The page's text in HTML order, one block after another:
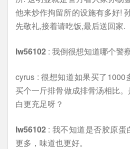
他来炒作拘留所的设施有多好!
先敬礼,接着请吃饭,最后送回家.
lw56102 : 我倒很想知道哪个警
cyrus : 很想知道如果买了
买个一斤排骨做成排骨汤相比
白更充足呀？
lw56102 : 我不知道是否胶原
更多，味道也更好。